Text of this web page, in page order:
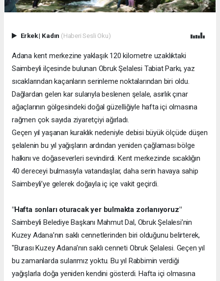
Erkek| Kadın (Haberi Sesli Oku)
Adana kent merkezine yaklaşık 120 kilometre uzaklıktaki
Saimbeyli ilçesinde bulunan Obruk Şelalesi Tabiat Parkı, yaz
sıcaklarından kaçanların serinleme noktalarından biri oldu.
Dağlardan gelen kar sularıyla beslenen şelale, asırlık çınar
ağaçlarının gölgesindeki doğal güzelliğiyle hafta içi olmasına
rağmen çok sayıda ziyaretçiyi ağırladı.
Geçen yıl yaşanan kuraklık nedeniyle debisi büyük ölçüde düşen
şelalenin bu yıl yağışların ardından yeniden çağlaması bölge
halkını ve doğaseverleri sevindirdi. Kent merkezinde sıcaklığın
40 dereceyi bulmasıyla vatandaşlar, daha serin havaya sahip
Saimbeyli’ye gelerek doğayla iç içe vakit geçirdi.
"Hafta sonları oturacak yer bulmakta zorlanıyoruz"
Saimbeyli Belediye Başkanı Mahmut Dal, Obruk Şelalesi’nin
Kuzey Adana’nın saklı cennetlerinden biri olduğunu belirterek,
"Burası Kuzey Adana’nın saklı cenneti Obruk Şelalesi. Geçen yıl
bu zamanlarda sularımız yoktu. Bu yıl Rabbimin verdiği
yağışlarla doğa yeniden kendini gösterdi. Hafta içi olmasına